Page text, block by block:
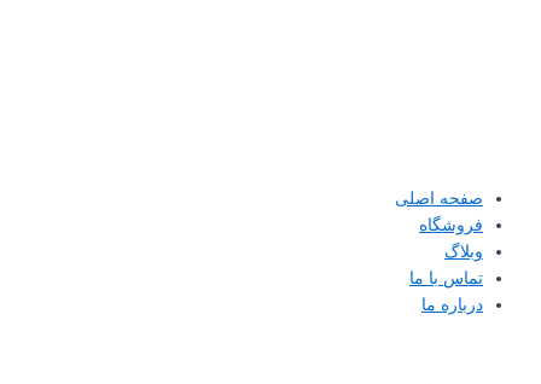
صفحه اصلی
فروشگاه
وبلاگ
تماس با ما
درباره ما